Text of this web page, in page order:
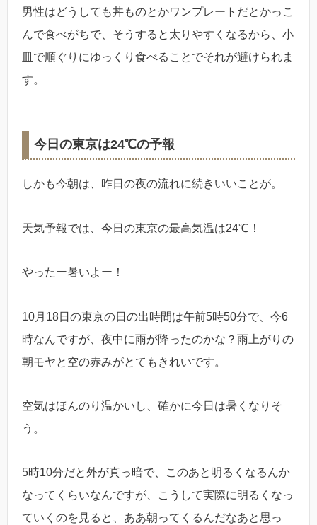
男性はどうしても丼ものとかワンプレートだとかっこ
んで食べがちで、そうすると太りやすくなるから、小
皿で順ぐりにゆっくり食べることでそれが避けられま
す。
今日の東京は24℃の予報
しかも今朝は、昨日の夜の流れに続きいいことが。
天気予報では、今日の東京の最高気温は24℃！
やったー暑いよー！
10月18日の東京の日の出時間は午前5時50分で、今6
時なんですが、夜中に雨が降ったのかな？雨上がりの
朝モヤと空の赤みがとてもきれいです。
空気はほんのり温かいし、確かに今日は暑くなりそ
う。
5時10分だと外が真っ暗で、このあと明るくなるんか
なってくらいなんですが、こうして実際に明るくなっ
ていくのを見ると、ああ朝ってくるんだなあと思っ